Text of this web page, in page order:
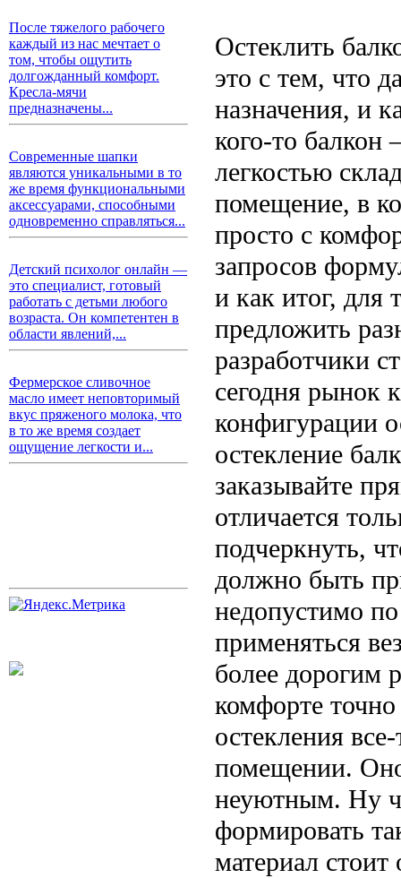
После тяжелого рабочего
каждый из нас мечтает о
том, чтобы ощутить
долгожданный комфорт.
Кресла-мячи
предназначены...
Современные шапки
являются уникальными в то
же время функциональными
аксессуарами, способными
одновременно справляться...
Детский психолог онлайн —
это специалист, готовый
работать с детьми любого
возраста. Он компетентен в
области явлений,...
Фермерское сливочное
масло имеет неповторимый
вкус пряженого молока, что
в то же время создает
ощущение легкости и...
Остеклить
это с тем, что
назначения, и
кого-то балкон
легкостью
помещение, в
просто с
запросов
и как итог, для
предложить
разработчики
сегодня рынок
конфигурации
остекление
заказывайте
отличается
подчеркнуть,
должно быть
недопустимо
применяться
более дорогим
комфорте
остекления
помещении.
неуютным. Ну
формировать
материал стоит